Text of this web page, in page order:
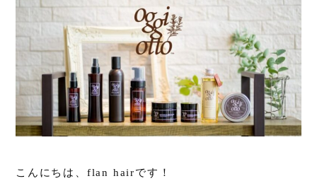
こんにちは、flan hairです！